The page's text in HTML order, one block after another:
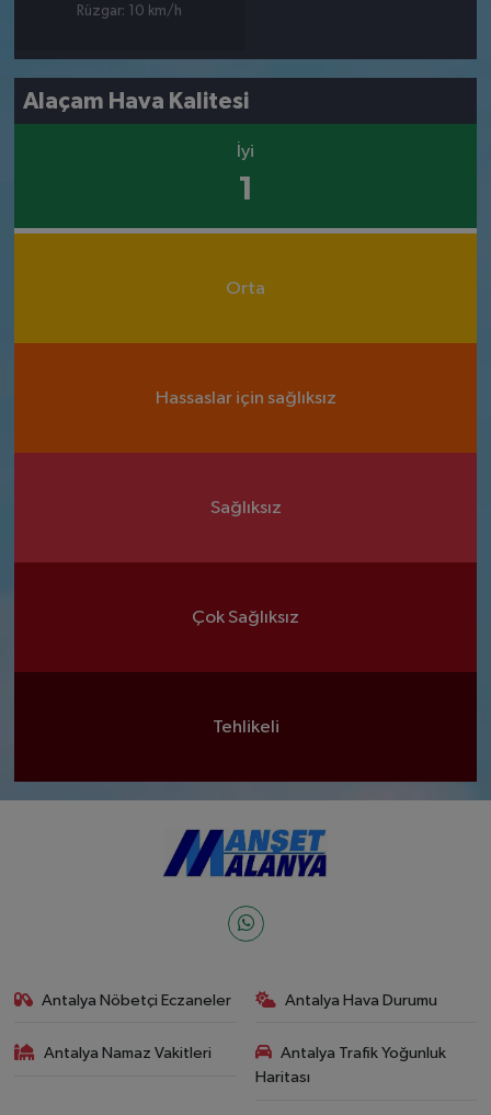
Rüzgar: 10 km/h
Alaçam Hava Kalitesi
İyi
1
Orta
Hassaslar için sağlıksız
Sağlıksız
Çok Sağlıksız
Tehlikeli
Antalya Nöbetçi Eczaneler Antalya Hava Durumu
Antalya Namaz Vakitleri
Antalya Trafik Yoğunluk
Haritası